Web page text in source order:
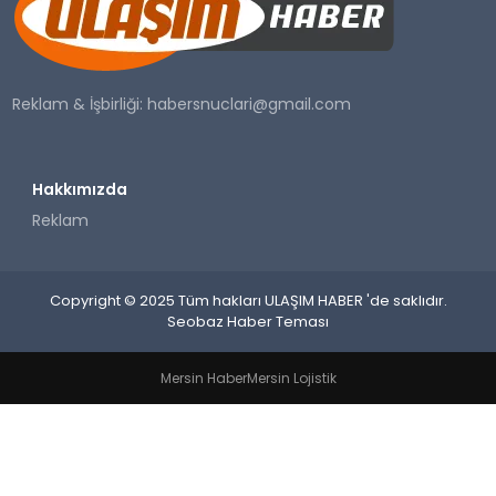
SAĞLIK
YAŞAM
Reklam & İşbirliği:habersnuclari@gmail.com
Hakkımızda
Reklam
Copyright © 2025 Tüm hakları ULAŞIM HABER 'de saklıdır.
Seobaz Haber Teması
Mersin HaberMersin Lojistik